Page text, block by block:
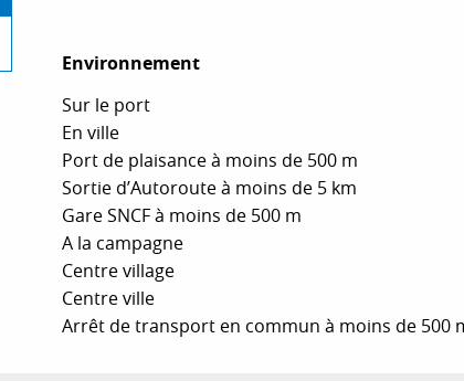
Environnement
Environnement
Sur le port
En ville
Port de plaisance à moins de 500 m
Sortie d’Autoroute à moins de 5 km
Gare SNCF à moins de 500 m
A la campagne
Centre village
Centre ville
Arrêt de transport en commun à moins de 500